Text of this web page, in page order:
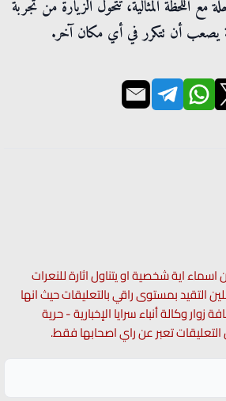
مع اللحظة المثالية، تتحول الزيارة من تجربة
يصعب أن تتكرر في أي مكان آخر.
اية شخصية او يتناول اثارة للنعرات
التقيد بمستوى راقي بالتعليقات حيث انها
وكالة أنباء سرايا الإخبارية - حرية
تعبر عن راي اصحابها فقط.